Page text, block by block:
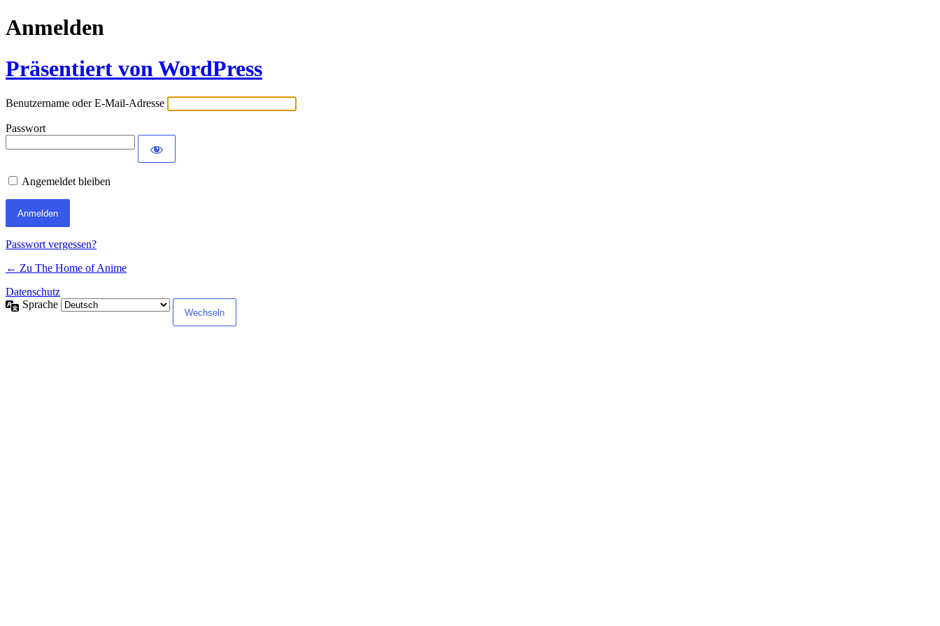
Anmelden
Präsentiert von WordPress
Benutzername oder E-Mail-Adresse
Passwort
Angemeldet bleiben
Passwort vergessen?
← Zu The Home of Anime
Datenschutz
Sprache